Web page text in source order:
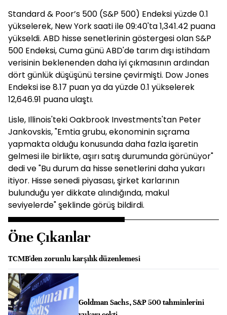
Standard & Poor’s 500 (S&P 500) Endeksi yüzde 0.1
yükselerek, New York saati ile 09:40'ta 1,341.42 puana
yükseldi. ABD hisse senetlerinin göstergesi olan S&P
500 Endeksi, Cuma günü ABD'de tarım dışı istihdam
verisinin beklenenden daha iyi çıkmasının ardından
dört günlük düşüşünü tersine çevirmişti. Dow Jones
Endeksi ise 8.17 puan ya da yüzde 0.1 yükselerek
12,646.91 puana ulaştı.
Lisle, Illinois'teki Oakbrook Investments'tan Peter
Jankovskis, "Emtia grubu, ekonominin sıçrama
yapmakta olduğu konusunda daha fazla işaretin
gelmesi ile birlikte, aşırı satış durumunda görünüyor"
dedi ve "Bu durum da hisse senetlerini daha yukarı
itiyor. Hisse senedi piyasası, şirket karlarının
bulunduğu yer dikkate alındığında, makul
seviyelerde" şeklinde görüş bildirdi.
Öne Çıkanlar
TCMB'den zorunlu karşılık düzenlemesi
Goldman Sachs, S&P 500 tahminlerini